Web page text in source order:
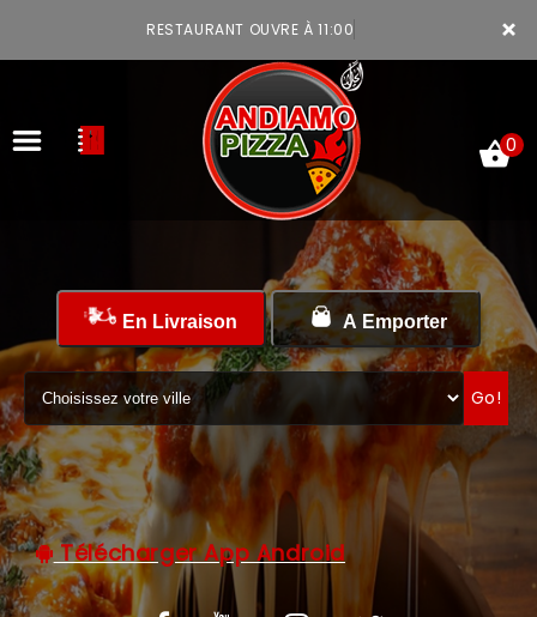
×
RESTAURANT OUVRE À 11:00
LA CARTE
VOTRE COMPTE
NOTRE RESTAURANT
VOS AVIS
MENTIONS LÉGALES
C.G.V
0
En Livraison A Emporter
Go!
Télécharger App Android